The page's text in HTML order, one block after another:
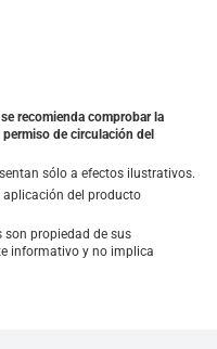
recomienda comprobar la
de circulación del
sólo a efectos ilustrativos.
aplicación del producto
propiedad de sus
informativo y no implica